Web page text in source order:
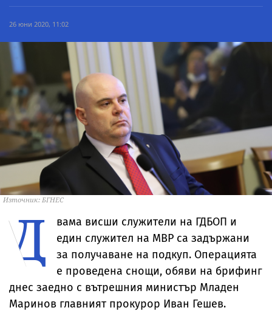
26 юни 2020, 11:02
Източник: БГНЕС
Д
вама висши служители на ГДБОП и
един служител на МВР са задържани
за получаване на подкуп. Операцията
е проведена снощи, обяви на брифинг
днес заедно с вътрешния министър Младен
Маринов главният прокурор Иван Гешев.